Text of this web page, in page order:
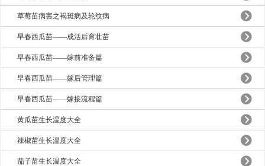
草莓苗病害之褐斑病及轮纹病
早春西瓜苗——成活后育壮苗
早春西瓜苗——嫁前准备篇
早春西瓜苗——嫁后管理篇
早春西瓜苗——嫁接流程篇
黄瓜苗生长温度大全
辣椒苗生长温度大全
茄子苗生长温度大全